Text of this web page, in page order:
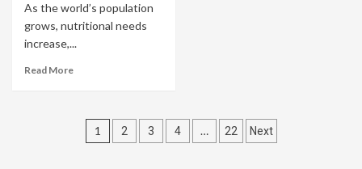
As the world’s population
grows, nutritional needs
increase,...
Read More
Paginación
1 2 3 4 … 22 Next